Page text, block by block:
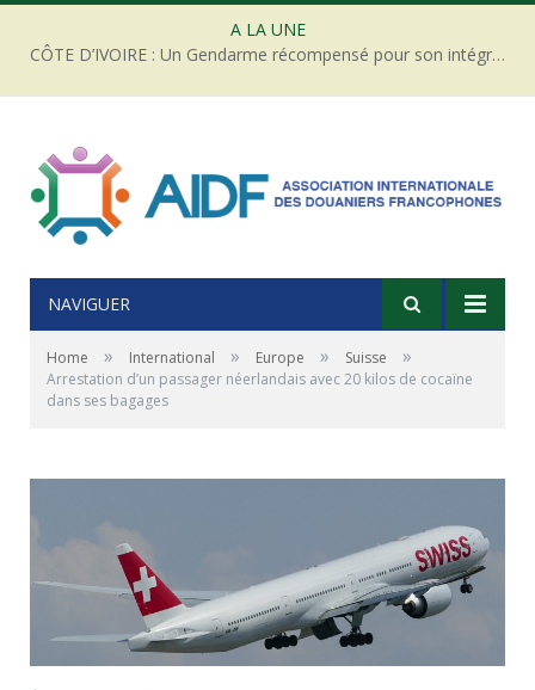
A LA UNE
CÔTE D’IVOIRE : Un Gendarme récompensé pour son intégrité face à une tentative de corruption
NAVIGUER
Home » International » Europe » Suisse »
Arrestation d’un passager néerlandais avec 20 kilos de cocaïne
dans ses bagages